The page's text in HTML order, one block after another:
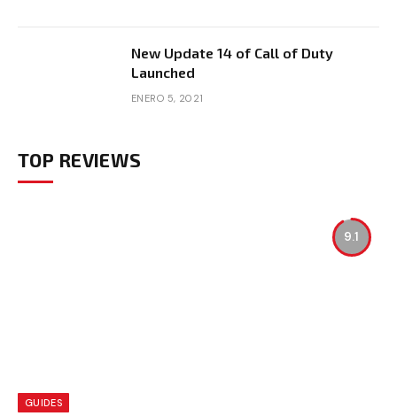
New Update 14 of Call of Duty
Launched
ENERO 5, 2021
TOP REVIEWS
9.1
GUIDES